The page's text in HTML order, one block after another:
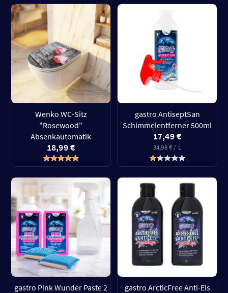
Wenko WC-Sitz
"Rosewood"
Absenkautomatik
18,99 €
gastro AntiseptSan
Schimmelentferner 500ml
17,49 €
34,98 € / L
gastro Pink Wunder Paste 2
gastro ArcticFree Anti-Eis